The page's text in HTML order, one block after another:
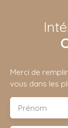
Merci de
vous dans les
Prénom